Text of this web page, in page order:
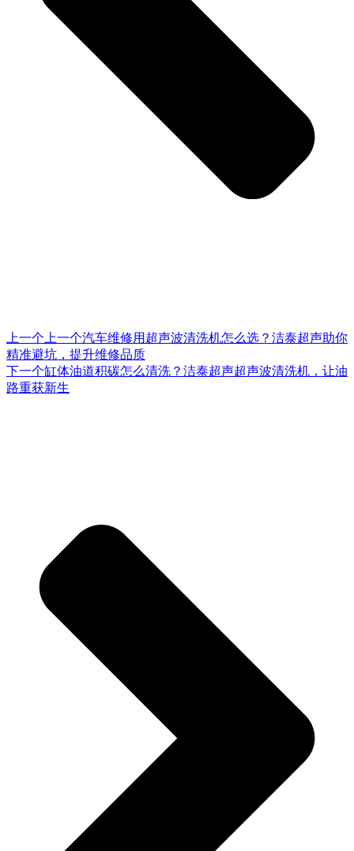
上一个 上一个汽车维修用超声波清洗机怎么选？洁泰超声助你
精准避坑，提升维修品质
下一个缸体油道积碳怎么清洗？洁泰超声超声波清洗机，让油
路重获新生